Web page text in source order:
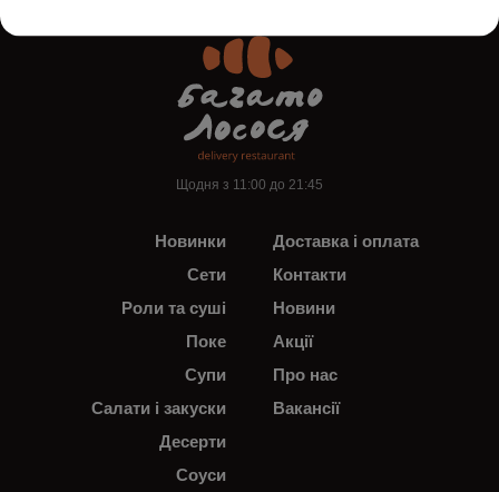
Щодня з 11:00 до 21:45
Новинки
Сети
Роли та суші
Поке
Супи
Салати і закуски
Десерти
Соуси
Доставка і оплата
Контакти
Новини
Акції
Про нас
Вакансії